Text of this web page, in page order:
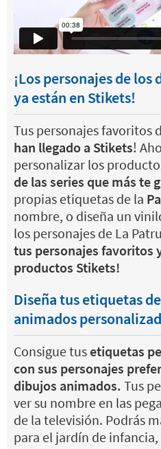
¡Los personajes de
ya están en Stikets!
Tus personajes favoritos
han llegado a Stikets!
personalizar los
de las series que más te
propias etiquetas de la
nombre, o diseña un
los personajes de La
tus personajes favoritos
productos Stikets!
Diseña tus etiquetas
animados
Consigue tusetiquetas
con sus personajes
dibujos animados. Tus
ver su nombre en las
de la televisión. Podrás
para el jardín de infancia,